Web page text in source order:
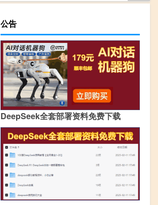
公告
DeepSeek全套部署资料免费下载